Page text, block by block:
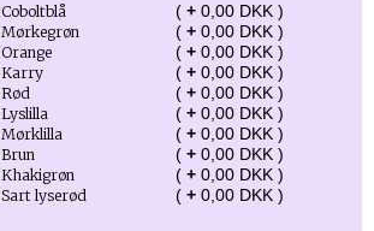
Coboltblå ( +0,00 DKK )
Mørkegrøn ( +0,00 DKK )
Orange ( +0,00 DKK )
Karry ( +0,00 DKK )
Rød ( +0,00 DKK )
Lyslilla ( +0,00 DKK )
Mørklilla ( +0,00 DKK )
Brun ( +0,00 DKK )
Khakigrøn ( +0,00 DKK )
Sart lyserød ( +0,00 DKK )